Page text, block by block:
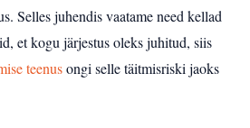
Selles juhendis vaatame need kellad
et kogu järjestus oleks juhitud, siis
teenusongi selle täitmisriski jaoks